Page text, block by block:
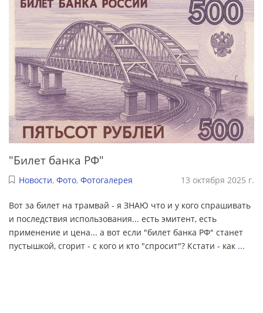
"Билет банка РФ"
Новости, Фото, Фотогалерея 13 октября 2025 г.
Вот за билет на трамвай - я ЗНАЮ что и у кого спрашивать
и последствия использования... есть эмитент, есть
применение и цена... а вот если "билет банка РФ" станет
пустышкой, сгорит - с кого и кто "спросит"? Кстати - как ...